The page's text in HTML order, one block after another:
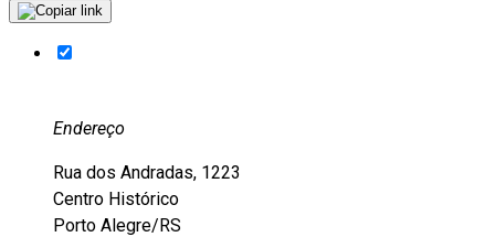
Endereço
Rua dos Andradas, 1223
Centro Histórico
Porto Alegre/RS